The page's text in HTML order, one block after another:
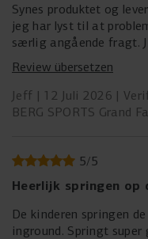
Synes produktet og
jeg har lyst til at
særlig angående fragt.
jeg selv måtte stå for
trampolin tilbage til
har man ikke chance at
men Berg kunne
leverandør at gøre det
at fremstå som en
ved selvfølgelig ikke
Review übersetzen
Jeff
12 Juli 2026
BERG SPORTS Grand
5/5
Heerlijk springen op
De kinderen springen de hele dag door op de berg
inground. Springt